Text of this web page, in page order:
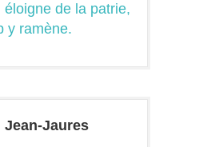
éloigne de la patrie,
y ramène.
Jean-Jaures